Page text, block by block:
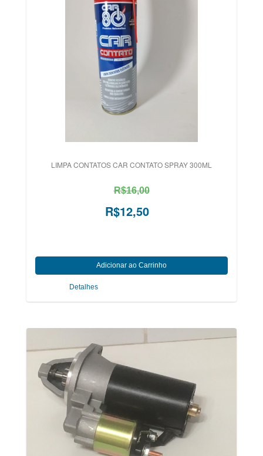
LIMPA CONTATOS CAR CONTATO SPRAY 300ML
R$16,00
R$12,50
Detalhes